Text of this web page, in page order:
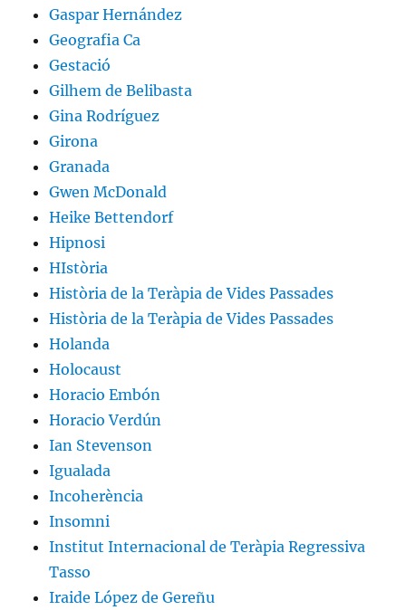
Gaspar Hernández
Geografia Ca
Gestació
Gilhem de Belibasta
Gina Rodríguez
Girona
Granada
Gwen McDonald
Heike Bettendorf
Hipnosi
HIstòria
Història de la Teràpia de Vides Passades
Història de la Teràpia de Vides Passades
Holanda
Holocaust
Horacio Embón
Horacio Verdún
Ian Stevenson
Igualada
Incoherència
Insomni
Institut Internacional de Teràpia Regressiva
Tasso
Iraide López de Gereñu